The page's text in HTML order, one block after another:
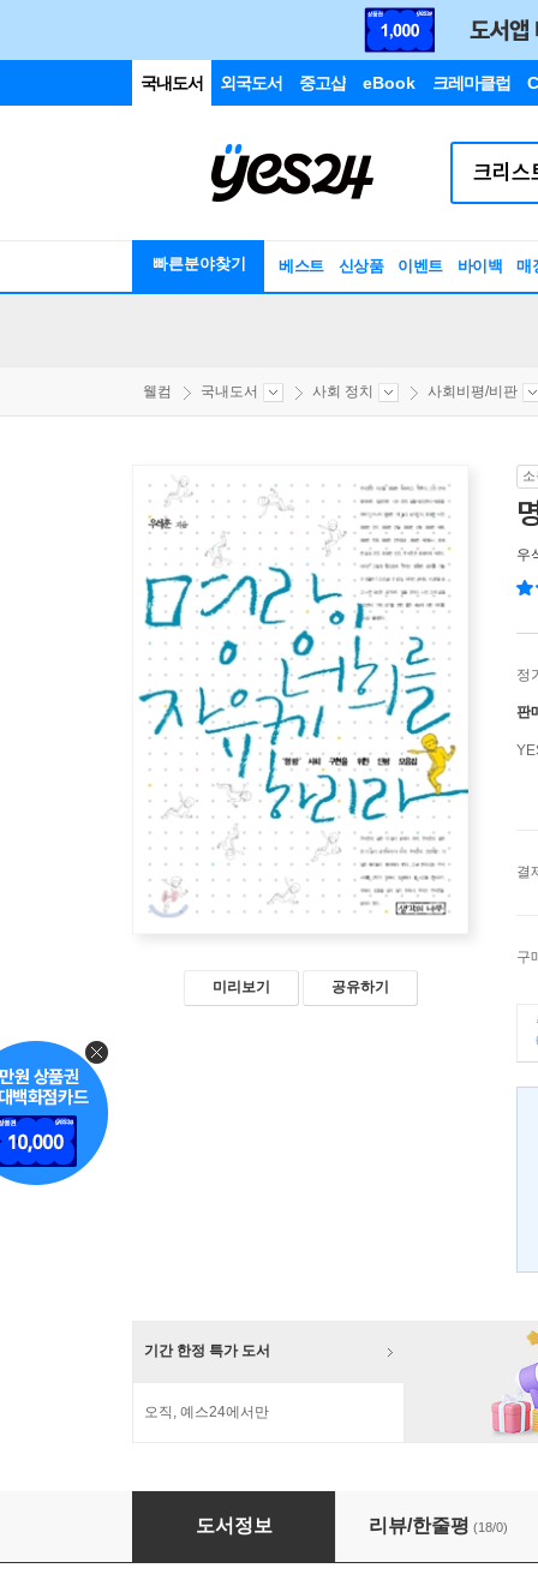
국내도서 외국도서 중고샵 eBook 크레마클럽
빠른분야찾기 베스트 신상품 이벤트 바이백 매
웰컴 국내도서 사회 정치 사회비평/비판
미리보기 공유하기
우
정
판
결
구
기간 한정 특가 도서
오직, 예스24에서만
명랑이 너희를 자유케 하리라
도서정보 리뷰/한줄평 (18/0)